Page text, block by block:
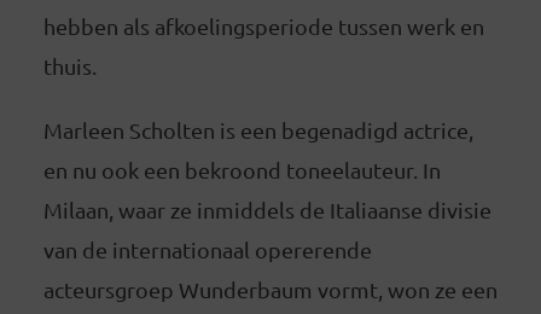
hebben als afkoelingsperiode tussen werk en
thuis.
Marleen Scholten is een begenadigd actrice,
en nu ook een bekroond toneelauteur. In
Milaan, waar ze inmiddels de Italiaanse divisie
van de internationaal opererende
acteursgroep Wunderbaum vormt, won ze een